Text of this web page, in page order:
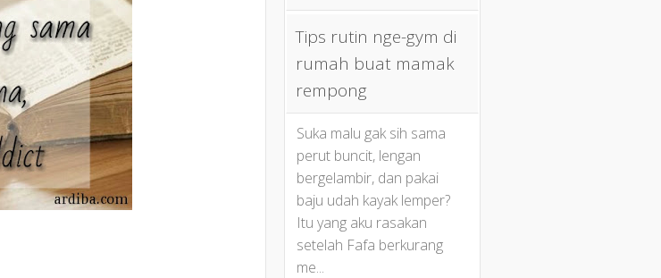
Tips rutin nge-gym di
rumah buat mamak
rempong
Suka malu gak sih sama
perut buncit, lengan
bergelambir, dan pakai
baju udah kayak lemper?
Itu yang aku rasakan
setelah Fafa berkurang
me...